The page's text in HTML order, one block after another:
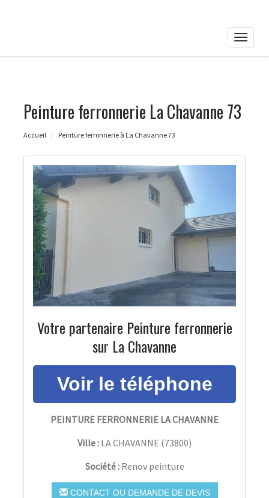
Toggle
Peinture ferronnerie La Chavanne 73
Accueil Peinture ferronnerie à La Chavanne 73
Votre partenaire Peinture ferronnerie
sur La Chavanne
PEINTURE FERRONNERIE LA CHAVANNE
Ville : LA CHAVANNE (73800)
Société : Renov peinture
CONTACT OU DEMANDE DE DEVIS